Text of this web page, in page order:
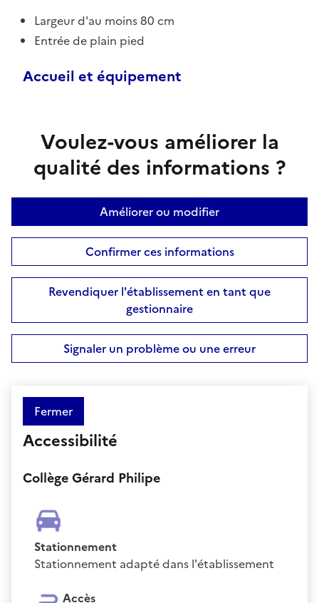
Largeur d'au moins 80 cm
Entrée de plain pied
Accueil et équipement
Voulez-vous améliorer la
qualité des informations ?
Améliorer ou modifier
Confirmer ces informations
Revendiquer l'établissement en tant que
gestionnaire
Signaler un problème ou une erreur
Fermer
Accessibilité
Collège Gérard Philipe
Stationnement
Stationnement adapté dans l'établissement
Accès